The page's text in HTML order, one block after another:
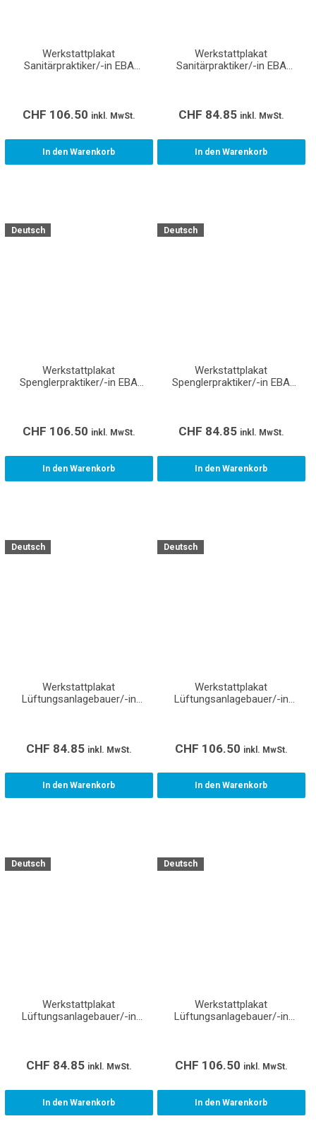
Werkstattplakat
Sanitärpraktiker/-in EBA
CHF 106.50 inkl. MwSt.
In den Warenkorb
Werkstattplakat
Sanitärpraktiker/-in EBA
CHF 84.85 inkl. MwSt.
In den Warenkorb
Deutsch
Werkstattplakat
Spenglerpraktiker/-in EBA
CHF 106.50 inkl. MwSt.
In den Warenkorb
Deutsch
Werkstattplakat
Spenglerpraktiker/-in EBA
CHF 84.85 inkl. MwSt.
In den Warenkorb
Deutsch
Werkstattplakat
Lüftungsanlagebauer/-in
CHF 84.85 inkl. MwSt.
In den Warenkorb
Deutsch
Werkstattplakat
Lüftungsanlagebauer/-in
CHF 106.50 inkl. MwSt.
In den Warenkorb
Deutsch
Werkstattplakat
Lüftungsanlagebauer/-in
CHF 84.85 inkl. MwSt.
In den Warenkorb
Deutsch
Werkstattplakat
Lüftungsanlagebauer/-in
CHF 106.50 inkl. MwSt.
In den Warenkorb